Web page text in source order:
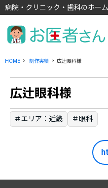
病院・クリニック・歯科のホー
HOME 制作実績 広辻眼科様
広辻眼科様
＃エリア：近畿 ＃眼科